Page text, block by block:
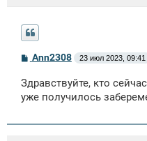
С
о
б
щ
и
Ann2308 23 июл 2023, 09:41
Здравствуйте, кто
уже получилось